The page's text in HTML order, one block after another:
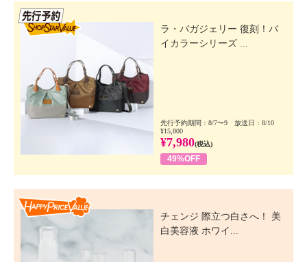
ラ・バガジェリー 復刻！バ
イカラーシリーズ ...
先行予約期間：8/7〜9 放送日：8/10
¥15,800
¥7,980(税込)
49%OFF
チェンジ 際立つ白さへ！ 美
白美容液 ホワイ...